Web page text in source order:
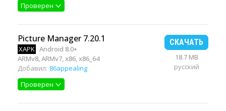
Проверен
Picture Manager 7.20.1
XAPK Android 8.0+
ARMv8, ARMv7, x86, x86_64
Добавил: 86appealing
Проверен
СКАЧАТЬ
18.7 MB
русский